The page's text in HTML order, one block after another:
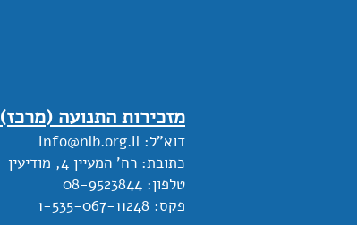
מזכירות התנועה (מרכז)
דוא"ל: info@nlb.org.il
כתובת: רח' המעיין 4, מודיעין
טלפון: 08-9523844
פקס: 1-535-067-11248